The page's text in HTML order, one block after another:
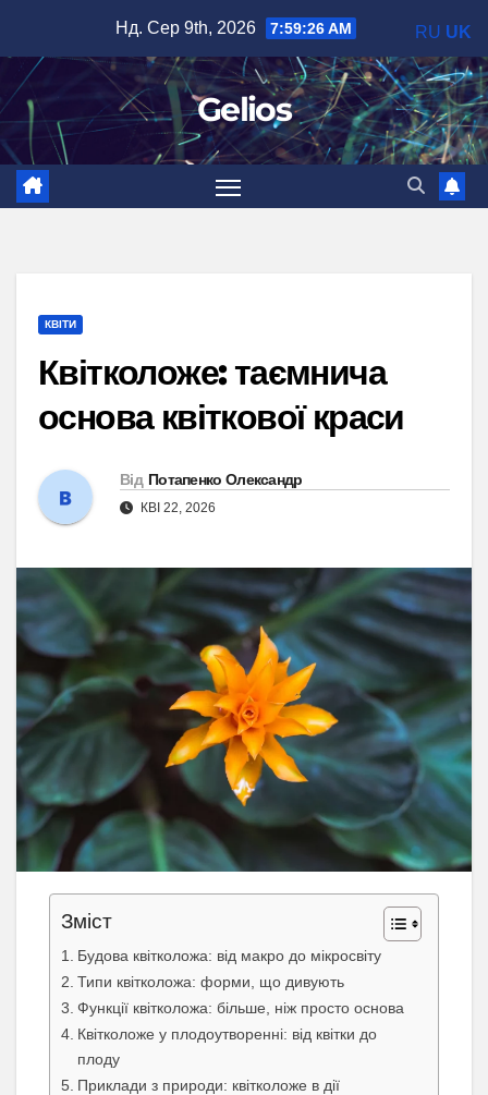
вмісту
Нд. Сер 9th, 2026 7:59:27 AM
Gelios
КВІТИ
Квітколоже: таємнича
основа квіткової краси
Від Потапенко Олександр
КВІ 22, 2026
Зміст
Будова квітколожа: від макро до мікросвіту
Типи квітколожа: форми, що дивують
Функції квітколожа: більше, ніж просто основа
Квітколоже у плодоутворенні: від квітки до
плоду
Приклади з природи: квітколоже в дії
RU UK